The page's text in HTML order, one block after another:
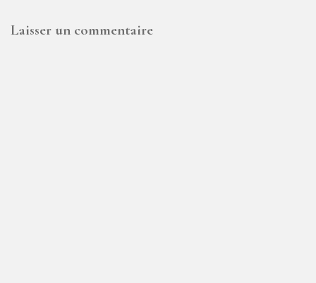
Laisser un commentaire